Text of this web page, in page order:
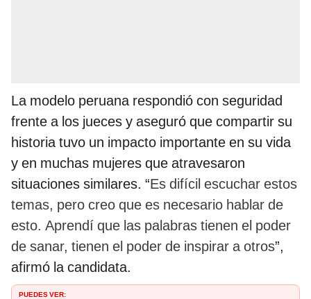
La modelo peruana respondió con seguridad
frente a los jueces y aseguró que compartir su
historia tuvo un impacto importante en su vida
y en muchas mujeres que atravesaron
situaciones similares. “Es difícil escuchar estos
temas, pero creo que es necesario hablar de
esto. Aprendí que las palabras tienen el poder
de sanar, tienen el poder de inspirar a otros”,
afirmó la candidata.
PUEDES VER: